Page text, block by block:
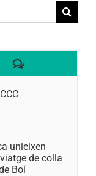
Comentaris
unieixen
de colla
Boí